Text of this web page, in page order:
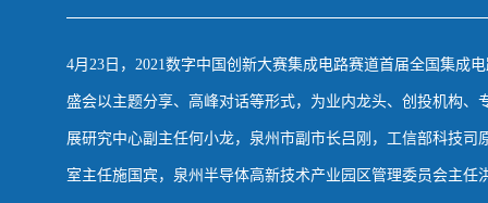
4月23日，2021数字中国创新大赛集成电路赛道首届全国集成
盛会以主题分享、高峰对话等形式，为业内龙头、创投机构
展研究中心副主任何小龙，泉州市副市长吕刚，工信部科技
室主任施国宾，泉州半导体高新技术产业园区管理委员会主